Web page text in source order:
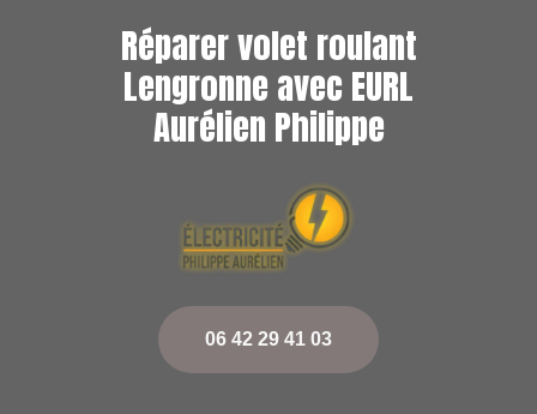
Réparer volet roulant
Lengronne avec EURL
Aurélien Philippe
06 42 29 41 03